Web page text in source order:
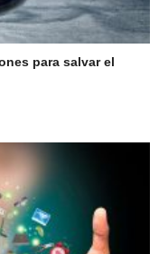
para salvar el